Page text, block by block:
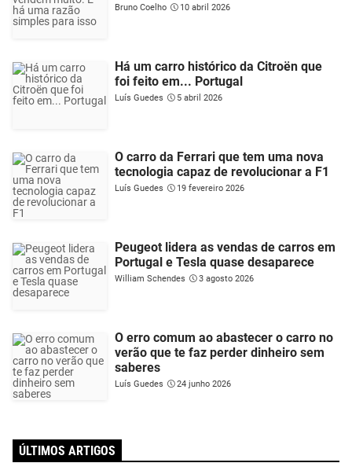
Bruno Coelho 10 abril 2026
Há um carro histórico da Citroën que
foi feito em... Portugal
Luís Guedes 5 abril 2026
O carro da Ferrari que tem uma nova
tecnologia capaz de revolucionar a F1
Luís Guedes 19 fevereiro 2026
Peugeot lidera as vendas de carros em
Portugal e Tesla quase desaparece
William Schendes 3 agosto 2026
O erro comum ao abastecer o carro no
verão que te faz perder dinheiro sem
saberes
Luís Guedes 24 junho 2026
ÚLTIMOS ARTIGOS